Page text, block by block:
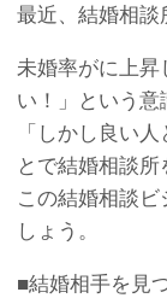
最近、結婚相談
未婚率がに上昇
い！」という意
「しかし良い
とで結婚相談所
この結婚相談
しょう。
■結婚相手を見